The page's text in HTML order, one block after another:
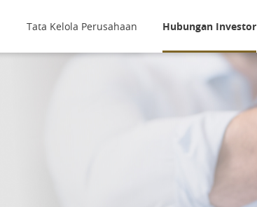
Tata Kelola Perusahaan Hubungan Investor